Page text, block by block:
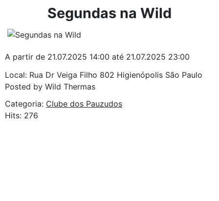
Segundas na Wild
A partir de 21.07.2025 14:00 até 21.07.2025 23:00
Local: Rua Dr Veiga Filho 802 Higienópolis São Paulo
Posted by Wild Thermas
Categoria: Clube dos Pauzudos
Hits: 276